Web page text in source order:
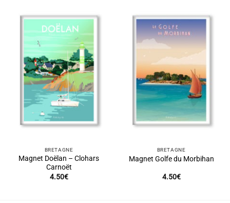
BRETAGNE
Magnet Doëlan – Clohars
Carnoët
4.50€
BRETAGNE
Magnet Golfe du Morbihan
4.50€